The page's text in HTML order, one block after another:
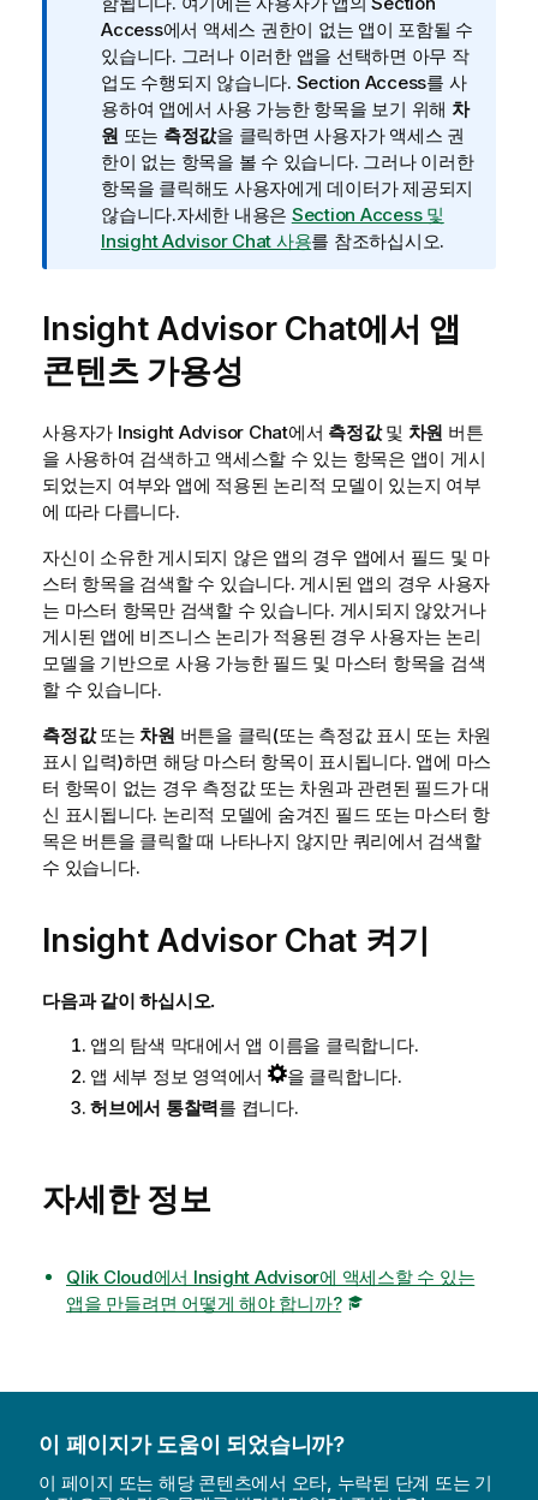
Access에서 액세스 권한이 없는 앱이 포함될 수
있습니다. 그러나 이러한 앱을 선택하면 아무 작
업도 수행되지 않습니다. Section Access를 사
용하여 앱에서 사용 가능한 항목을 보기 위해 차
원 또는 측정값을 클릭하면 사용자가 액세스 권
한이 없는 항목을 볼 수 있습니다. 그러나 이러한
항목을 클릭해도 사용자에게 데이터가 제공되지
않습니다.자세한 내용은 Section Access 및
Insight Advisor Chat 사용를 참조하십시오.
Insight Advisor Chat에서 앱
콘텐츠 가용성
사용자가 Insight Advisor Chat에서 측정값및 차원 버튼
을 사용하여 검색하고 액세스할 수 있는 항목은 앱이 게시
되었는지 여부와 앱에 적용된 논리적 모델이 있는지 여부
에 따라 다릅니다.
자신이 소유한 게시되지 않은 앱의 경우 앱에서 필드 및 마
스터 항목을 검색할 수 있습니다. 게시된 앱의 경우 사용자
는 마스터 항목만 검색할 수 있습니다. 게시되지 않았거나
게시된 앱에 비즈니스 논리가 적용된 경우 사용자는 논리
모델을 기반으로 사용 가능한 필드 및 마스터 항목을 검색
할 수 있습니다.
측정값또는 차원 버튼을 클릭(또는 측정값 표시 또는 차원
표시 입력)하면 해당 마스터 항목이 표시됩니다. 앱에 마스
터 항목이 없는 경우 측정값 또는 차원과 관련된 필드가 대
신 표시됩니다. 논리적 모델에 숨겨진 필드 또는 마스터 항
목은 버튼을 클릭할 때 나타나지 않지만 쿼리에서 검색할
수 있습니다.
Insight Advisor Chat 켜기
다음과 같이 하십시오.
앱의 탐색 막대에서 앱 이름을 클릭합니다.
앱 세부 정보 영역에서
을 클릭합니다.
허브에서 통찰력를 켭니다.
자세한 정보
Qlik Cloud에서 Insight Advisor에 액세스할 수 있는
앱을 만들려면 어떻게 해야 합니까?
이 페이지가 도움이 되었습니까?
이 페이지 또는 해당 콘텐츠에서 오타, 누락된 단계 또는 기